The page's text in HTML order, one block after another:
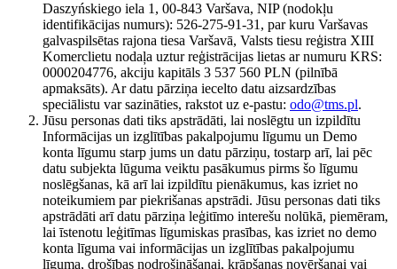
Daszyńskiego iela 1, 00-843 Varšava, NIP (nodokļu
identifikācijas numurs): 526-275-91-31, par kuru Varšavas
galvaspilsētas rajona tiesa Varšavā, Valsts tiesu reģistra XIII
Komerclietu nodaļa uztur reģistrācijas lietas ar numuru KRS:
0000204776, akciju kapitāls 3 537 560 PLN (pilnībā
apmaksāts). Ar datu pārziņa iecelto datu aizsardzības
speciālistu var sazināties, rakstot uz e-pastu: odo@tms.pl.
Jūsu personas dati tiks apstrādāti, lai noslēgtu un izpildītu
Informācijas un izglītības pakalpojumu līgumu un Demo
konta līgumu starp jums un datu pārziņu, tostarp arī, lai pēc
datu subjekta lūguma veiktu pasākumus pirms šo līgumu
noslēgšanas, kā arī lai izpildītu pienākumus, kas izriet no
noteikumiem par piekrišanas apstrādi. Jūsu personas dati tiks
apstrādāti arī datu pārziņa leģitīmo interešu nolūkā, piemēram,
lai īstenotu leģitīmas līgumiskas prasības, kas izriet no demo
konta līguma vai informācijas un izglītības pakalpojumu
līguma, drošības nodrošināšanai, krāpšanas novēršanai vai